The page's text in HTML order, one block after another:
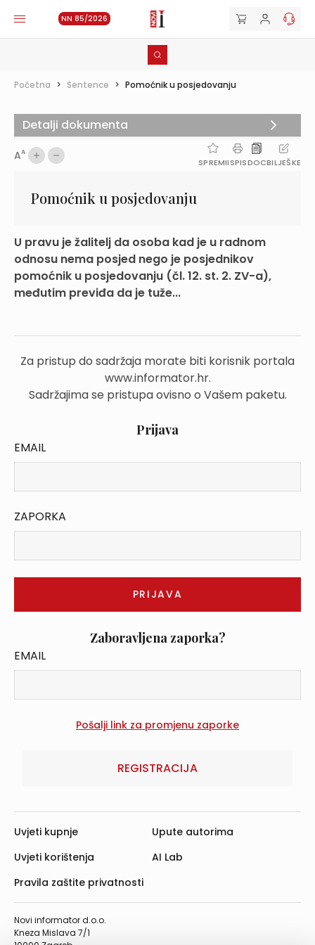
NN 85/2026
Početna > Sentence > Pomoćnik u posjedovanju
AA
SPREMIISPISDOCBILJEŠKE
Pomoćnik u posjedovanju
U pravu je žalitelj da osoba kad je u radnom
odnosu nema posjed nego je posjednikov
pomoćnik u posjedovanju (čl. 12. st. 2. ZV-a),
međutim previđa da je tuže...
Za pristup do sadržaja morate biti korisnik portala
www.informator.hr.
Sadržajima se pristupa ovisno o Vašem paketu.
Prijava
EMAIL
ZAPORKA
Zaboravljena zaporka?
EMAIL
REGISTRACIJA
Detalji dokumenta
Novi informator d.o.o.
Kneza Mislava 7/1
Uvjeti kupnje
Uvjeti korištenja
Pravila zaštite privatnosti
Upute autorima
AI Lab